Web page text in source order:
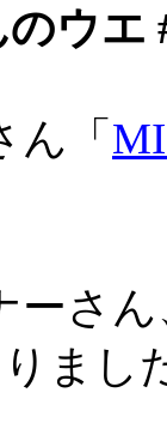
のウエ
ん「
ーさ
まし